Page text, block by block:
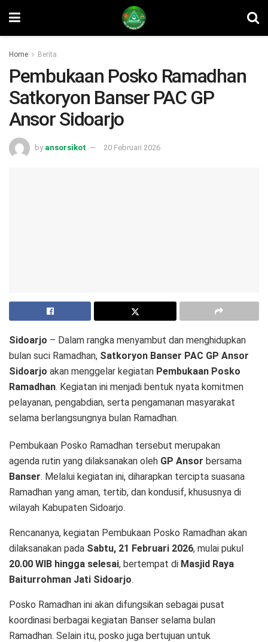
Home Berita
Pembukaan Posko Ramadhan
Satkoryon Banser PAC GP
Ansor Sidoarjo
by ansorsikot 20 Februari 2026
Sidoarjo – Dalam rangka menyambut dan menghidupkan
bulan suci Ramadhan, Satkoryon Banser PAC GP Ansor
Sidoarjo akan menggelar kegiatan Pembukaan Posko
Ramadhan. Kegiatan ini menjadi bentuk nyata komitmen
pelayanan, pengabdian, serta pengamanan masyarakat
selama berlangsungnya bulan Ramadhan.
Pembukaan Posko Ramadhan tersebut merupakan
agenda rutin yang dilaksanakan oleh GP Ansor bersama
Banser. Melalui kegiatan ini, diharapkan tercipta suasana
Ramadhan yang aman, tertib, dan kondusif, khususnya di
wilayah Kabupaten Sidoarjo.
Rencananya, kegiatan Pembukaan Posko Ramadhan akan
dilaksanakan pada Sabtu, 21 Februari 2026, mulai pukul
20.00 WIB hingga selesai, bertempat di Masjid Raya
Baiturrohman Jati Sidoarjo.
Posko Ramadhan ini akan difungsikan sebagai pusat
koordinasi berbagai kegiatan Banser selama bulan
Ramadhan. Selain itu, posko juga bertujuan untuk